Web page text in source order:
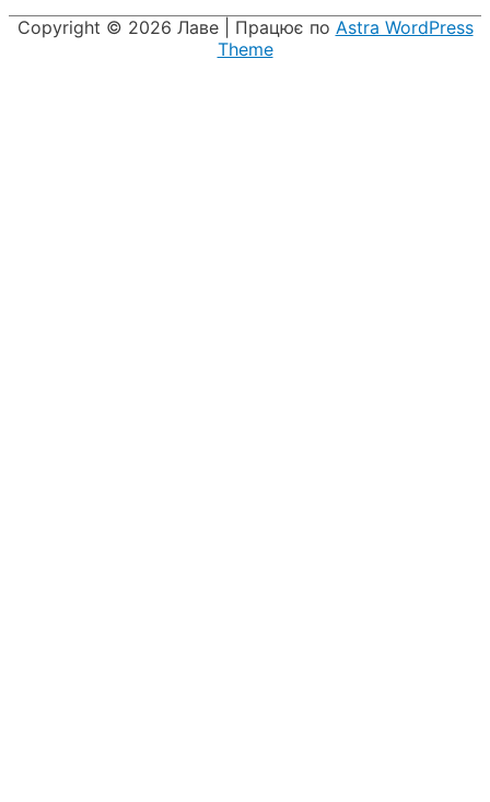
Copyright © 2026 Лаве| Працює по Astra WordPress
Theme